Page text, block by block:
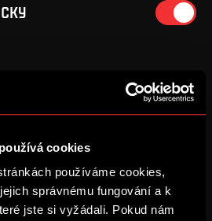
cookies
používáme cookies,
správnému fungování a k
jste si vyžádali. Pokud nám
ZÁZNAM: Sparta - Opava
SESTŘIH: Sparta – Olympique
4. 8. 2026